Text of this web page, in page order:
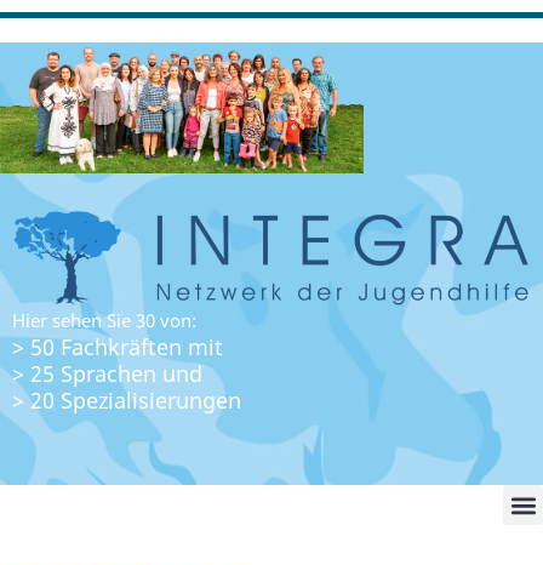
Hier sehen Sie 30 von:
> 50 Fachkräften mit
> 25 Sprachen und
> 20 Spezialisierungen